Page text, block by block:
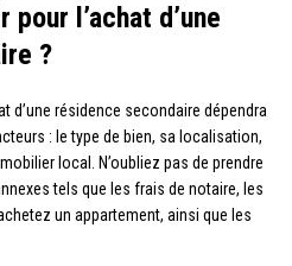
l’achat d’une
?
d’une résidence secondaire dépendra
: le type de bien, sa localisation,
local. N’oubliez pas de prendre
tels que les frais de notaire, les
un appartement, ainsi que les